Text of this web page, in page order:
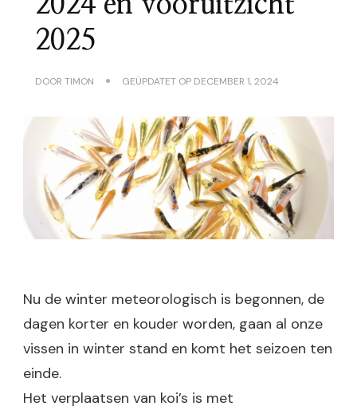
2025
DOOR TIMON GEÜPDATET OP DECEMBER 1, 2024
Nu de winter meteorologisch is begonnen, de
dagen korter en kouder worden, gaan al onze
vissen in winter stand en komt het seizoen ten
einde.
Het verplaatsen van koi’s is met